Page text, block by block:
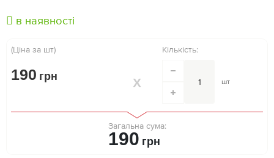
в наявності
(Ціна за шт)
190 грн
Кількість:
шт
Загальна сума:
190 грн